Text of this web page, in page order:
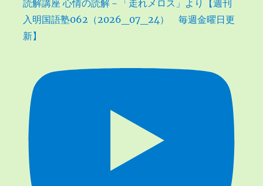
読解講座 心情の読解－「走れメロス」より【週刊
入明国語塾062（2026_07_24） 毎週金曜日更
新】